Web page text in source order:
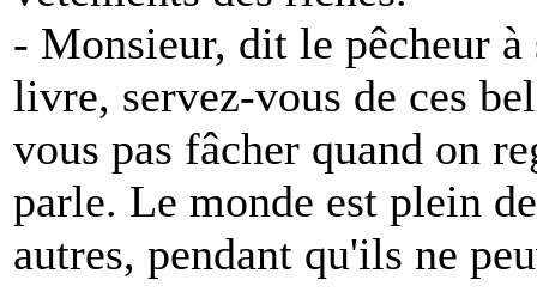
- Monsieur, dit le pêcheur
livre, servez-vous de ces
vous pas fâcher quand on
parle. Le monde est plein
autres, pendant qu'ils ne